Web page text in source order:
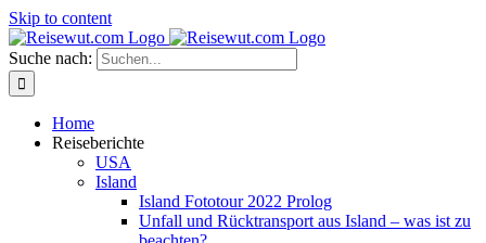
Skip to content
Suche nach:
Home
Reiseberichte
USA
Island
Island Fototour 2022 Prolog
Unfall und Rücktransport aus Island – was ist zu